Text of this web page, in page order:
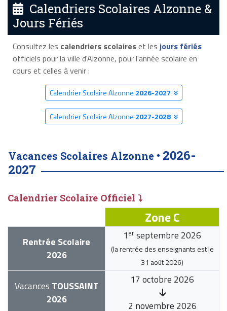
Calendriers Scolaires Alzonne &
Jours Fériés
Consultez les calendriers scolaireset les jours fériés
officiels pour la ville d'Alzonne, pour l'année scolaire en
cours et celles à venir :
Calendrier Scolaire Alzonne 2026-2027
Calendrier Scolaire Alzonne 2027-2028
Vacances Scolaires Alzonne • 2026-
2027
Calendrier Scolaire Officiel ⤵
Zone C
Rentrée Scolaire
2026
1 er septembre 2026
(la rentrée des enseignants est le
31 août 2026)
Vacances TOUSSAINT
2026
17 octobre 2026
2 novembre 2026